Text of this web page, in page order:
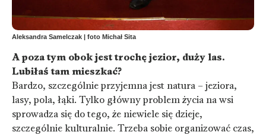
Aleksandra Samelczak | foto Michał Sita
A poza tym obok jest trochę jezior, duży las.
Lubiłaś tam mieszkać?
Bardzo, szczególnie przyjemna jest natura – jeziora,
lasy, pola, łąki. Tylko główny problem życia na wsi
sprowadza się do tego, że niewiele się dzieje,
szczególnie kulturalnie. Trzeba sobie organizować czas,